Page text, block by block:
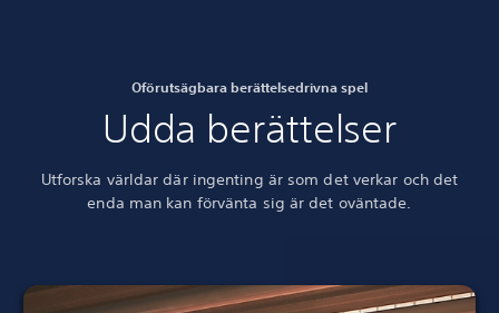
Oförutsägbara berättelsedrivna spel
Udda berättelser
Utforska världar där ingenting är som det verkar och det
enda man kan förvänta sig är det oväntade.